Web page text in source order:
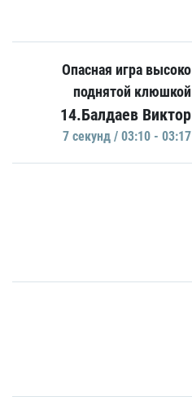
Опасная игра высоко
поднятой клюшкой
14.Балдаев Виктор
7 секунд / 03:10 - 03:17